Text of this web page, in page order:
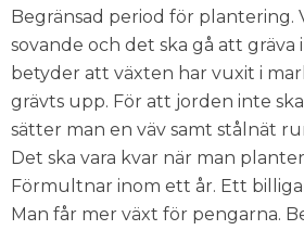
Begränsad period för plantering.
sovande och det ska gå att gräva
betyder att växten har vuxit i
grävts upp. För att jorden inte
sätter man en väv samt stålnät
Det ska vara kvar när man
Förmultnar inom ett år. Ett
Man får mer växt för pengarna.